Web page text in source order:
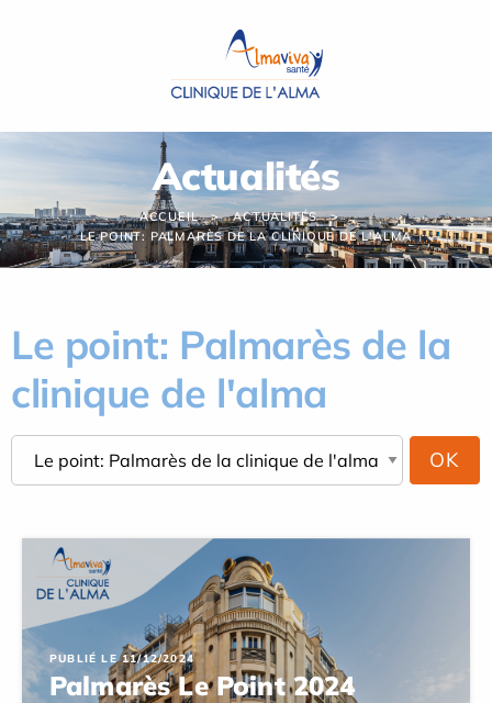
Actualités
ACCUEIL
ACTUALITÉS
LE POINT: PALMARÈS DE LA CLINIQUE DE L'ALMA
Le point: Palmarès de la
clinique de l'alma
PUBLIÉ LE 11/12/2024
Palmarès Le Point 2024